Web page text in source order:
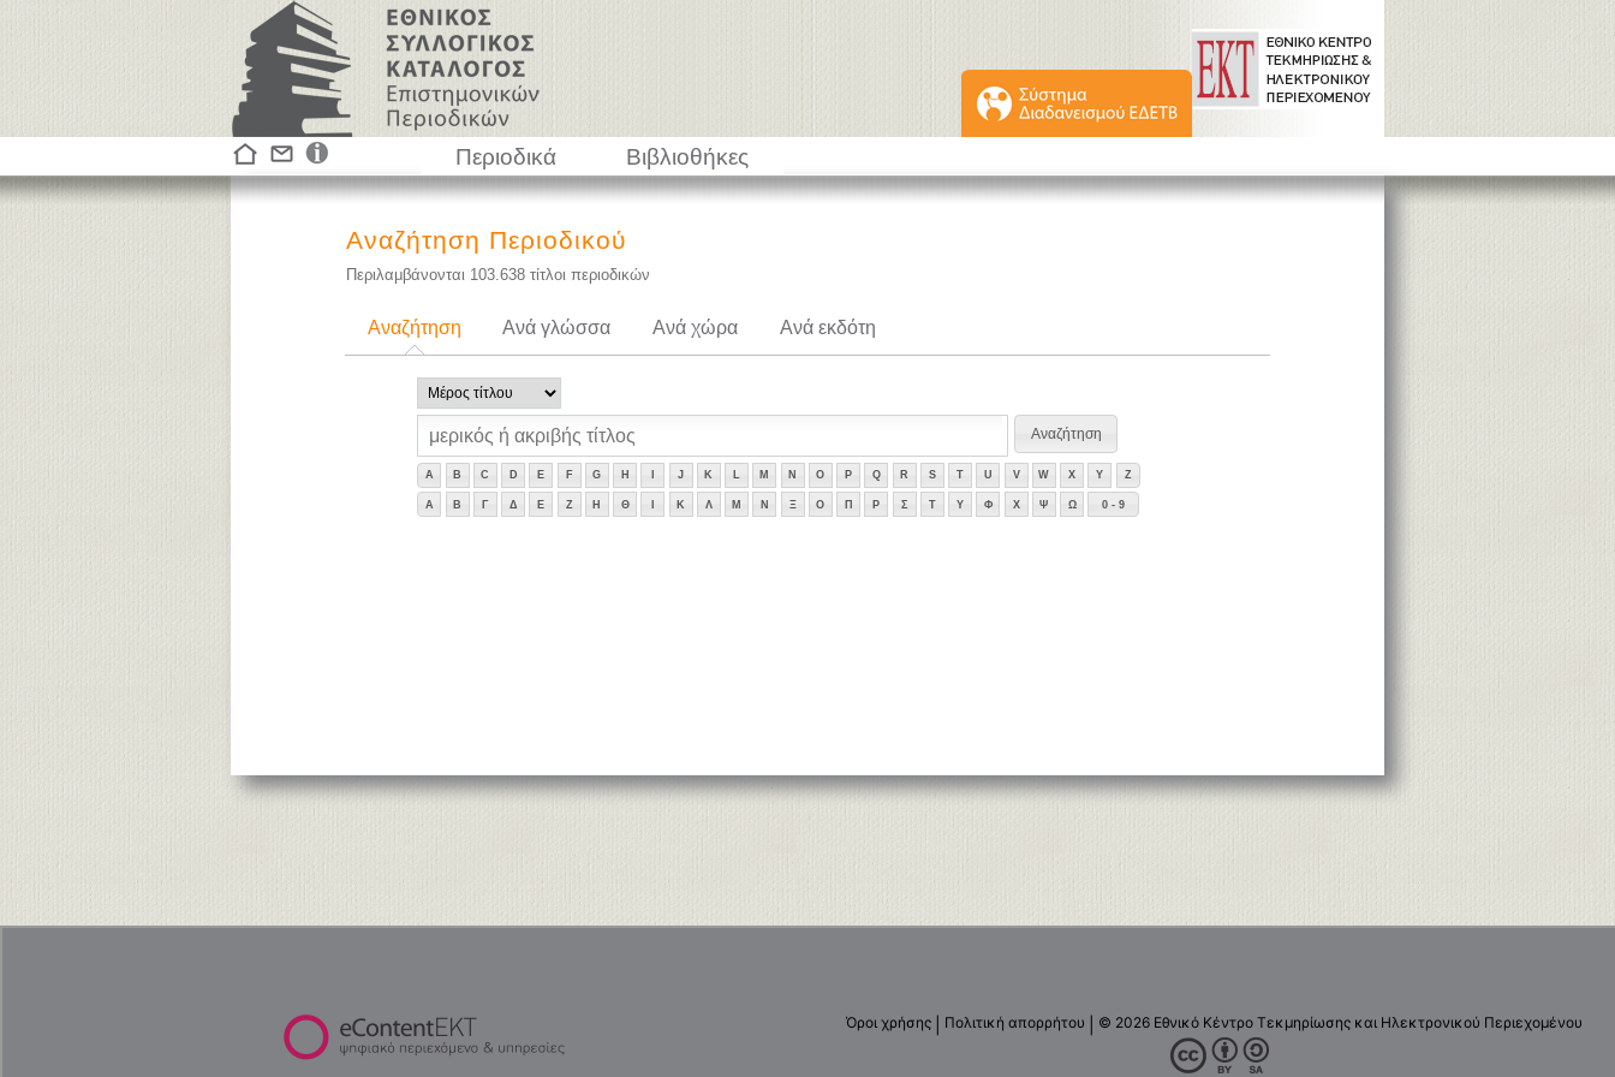
Περιοδικά Βιβλιοθήκες
Αναζήτηση Περιοδικού
Περιλαμβάνονται 103.638 τίτλοι περιοδικών
Αναζήτηση Ανά γλώσσα Ανά χώρα Ανά εκδότη
A B C D E F G H J K L M N O P Q R S T U V W X Y Z
Α Β Γ Δ Ε Ζ Η Θ Κ Λ Μ Ν Ξ Ο Π Ρ Σ Τ Υ Φ Χ Ψ Ω 0 - 9